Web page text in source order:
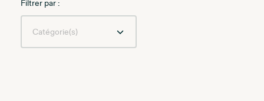
Filtrer par :